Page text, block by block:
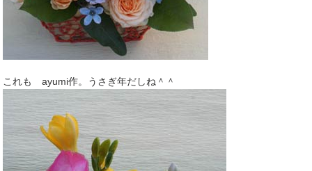
これも ayumi作。うさぎ年だしね＾＾